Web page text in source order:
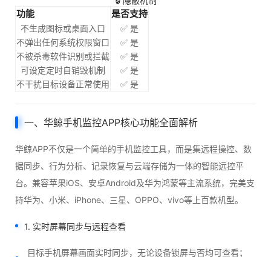
功能 是否支持
不生成图标或桌面入口
✅ 是
不弹出任何系统权限窗口
✅ 是
不被杀毒软件识别或拦截
✅ 是
可设定定时自销毁机制
✅ 是
不干扰目标设备正常使用
✅ 是
一、华鲸手机监控APP核心功能全面解析
华鲸APP不仅是一个简单的手机监控工具，而是集远程操控、数
据同步、行为分析、记录恢复与云端存储为一体的智能远控平
台。兼容苹果iOS、安卓Android及华为鸿蒙等主流系统，完美支
持华为、小米、iPhone、三星、OPPO、vivo等上百款机型。
1. 实时屏幕同步与远程查看
目标手机屏幕画面实时同步，无论设备锁屏与否均可查看；